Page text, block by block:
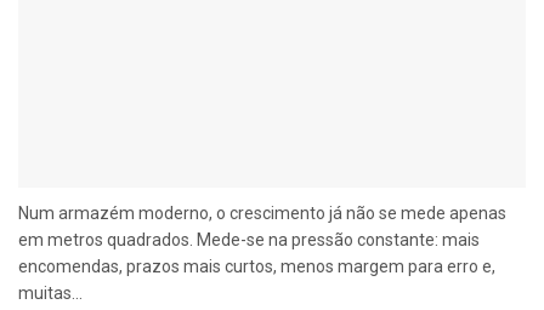
Num armazém moderno, o crescimento já não se mede apenas
em metros quadrados. Mede-se na pressão constante: mais
encomendas, prazos mais curtos, menos margem para erro e,
muitas...